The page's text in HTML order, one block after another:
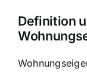
Definition